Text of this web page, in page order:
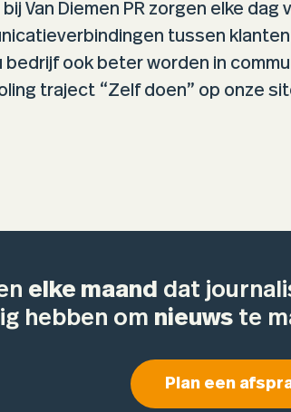
bij Van Diemen PR zorgen elke dag
tussen klanten
bedrijf ook beter worden in
traject “Zelf doen” op onze
elke maand dat
hebben om nieuwste
Plan een